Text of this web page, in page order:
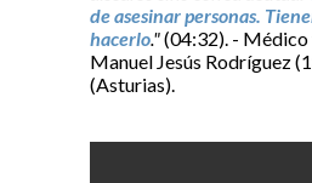
de asesinar personas.
hacerlo."(04:32). - Médico
Manuel Jesús Rodríguez
(Asturias).